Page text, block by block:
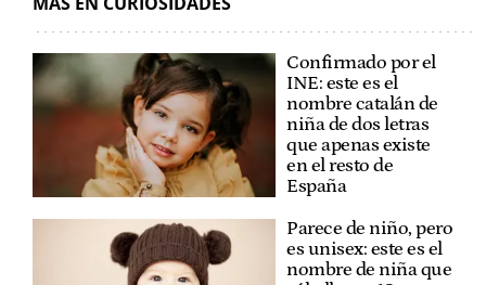
Confirmado por el
INE: este es el
nombre catalán de
niña de dos letras
que apenas existe
en el resto de
España
Parece de niño, pero
es unisex: este es el
nombre de niña que